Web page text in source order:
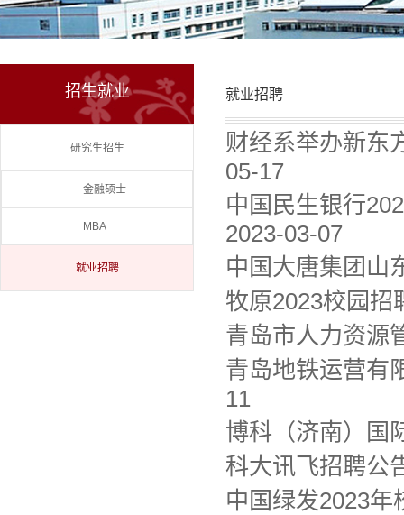
招生就业
研究生招生
金融硕士
MBA
就业招聘
就业招聘
财经系举办新东
05-17
中国民生银行
2023-03-07
中国大唐集团山
牧原2023校园招
青岛市人力资源
青岛地铁运营有
11
博科（济南）国
科大讯飞招聘公
中国绿发2023年